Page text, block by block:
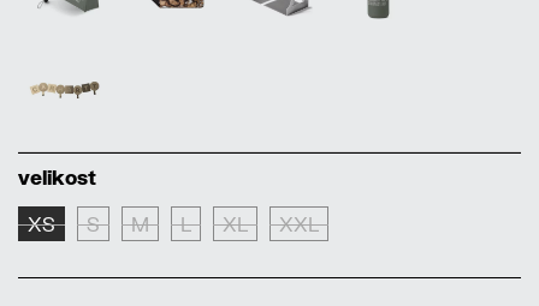
velikost
XS S M L XL XXL